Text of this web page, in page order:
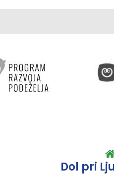
Dol pri